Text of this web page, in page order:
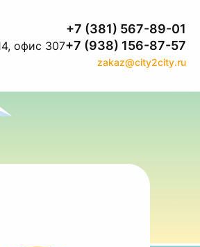
офис 307
+7 (381) 567-89-01
+7 (938) 156-87-57
zakaz@city2city.ru